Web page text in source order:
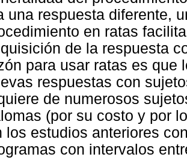
una respuesta diferente,
en ratas
de la respuesta
para usar ratas es que
respuestas con
de numerosos
(por su costo y por
los estudios anteriores
con intervalos